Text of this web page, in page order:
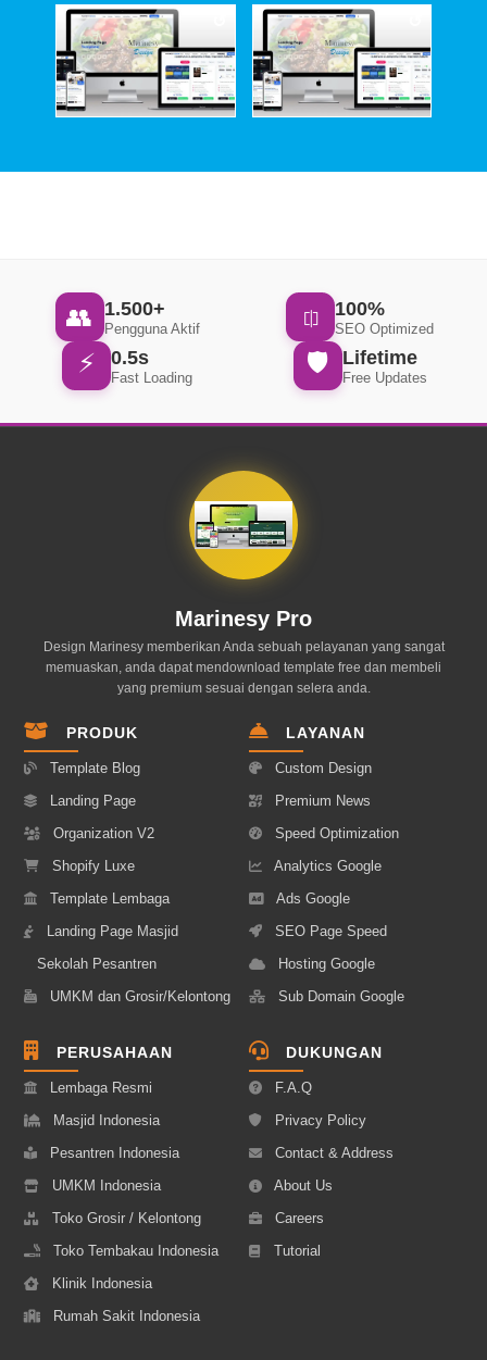
👥 1.500+
Pengguna Aktif ⎅ 100%
SEO Optimized
⚡ 0.5s
Fast Loading 🛡 Lifetime
Free Updates
Marinesy Pro
Design Marinesy memberikan Anda sebuah pelayanan yang sangat
memuaskan, anda dapat mendownload template free dan membeli
yang premium sesuai dengan selera anda.
PRODUK
Template Blog
Landing Page
Organization V2
Shopify Luxe
Template Lembaga
Landing Page Masjid
Sekolah Pesantren
UMKM dan Grosir/Kelontong
LAYANAN
Custom Design
Premium News
Speed Optimization
Analytics Google
Ads Google
SEO Page Speed
Hosting Google
Sub Domain Google
PERUSAHAAN
Lembaga Resmi
Masjid Indonesia
Pesantren Indonesia
UMKM Indonesia
Toko Grosir / Kelontong
Toko Tembakau Indonesia
Klinik Indonesia
Rumah Sakit Indonesia
DUKUNGAN
F.A.Q
Privacy Policy
Contact & Address
About Us
Careers
Tutorial